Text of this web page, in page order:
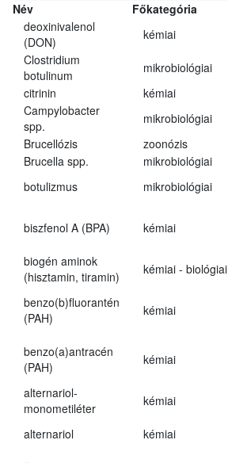
Név Főkategória
deoxinivalenol
(DON)
kémiai
Clostridium
botulinum
mikrobiológiai
citrinin
kémiai
Campylobacter
spp.
mikrobiológiai
Brucellózis
zoonózis
Brucella spp.
mikrobiológiai
botulizmus
mikrobiológiai
biszfenol A (BPA) kémiai
biogén aminok
(hisztamin, tiramin)
kémiai - biológiai
benzo(b)fluorantén
(PAH)
kémiai
benzo(a)antracén
(PAH)
kémiai
alternariol-
monometiléter
kémiai
alternariol
kémiai